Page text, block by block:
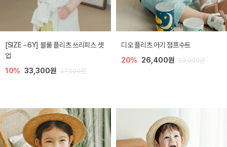
[SIZE ~6Y] 블룸 플리츠 쓰리피스 셋
업
10% 33,300원 37,000원
디오 플리츠 아기 점프수트
20% 26,400원 33,000원